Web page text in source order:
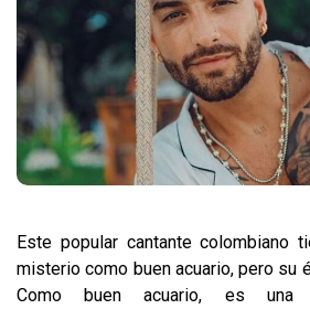
Este popular cantante colombiano
misterio como buen acuario, pero su
Como buen acuario, es una